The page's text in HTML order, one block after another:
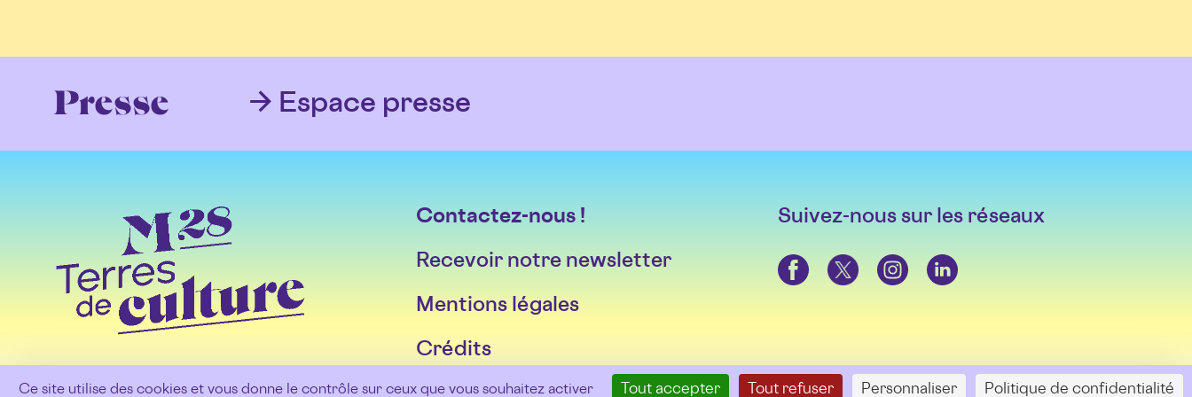
Ce site utilise des cookies et vous donne le contrôle sur ceux que vous souhaitez activer Tout accepter Tout refuser Personnaliser Politique de confidentialité
Presse Espace presse
Contactez-nous !
Recevoir notre newsletter
Mentions légales
Crédits
Suivez-nous sur les réseaux